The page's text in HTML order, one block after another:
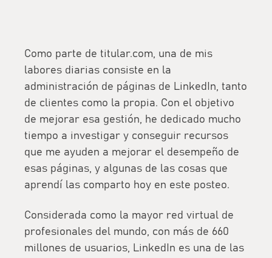
Como parte de titular.com, una de mis
labores diarias consiste en la
administración de páginas de LinkedIn, tanto
de clientes como la propia. Con el objetivo
de mejorar esa gestión, he dedicado mucho
tiempo a investigar y conseguir recursos
que me ayuden a mejorar el desempeño de
esas páginas, y algunas de las cosas que
aprendí las comparto hoy en este posteo.
Considerada como la mayor red virtual de
profesionales del mundo, con más de 660
millones de usuarios, LinkedIn es una de las